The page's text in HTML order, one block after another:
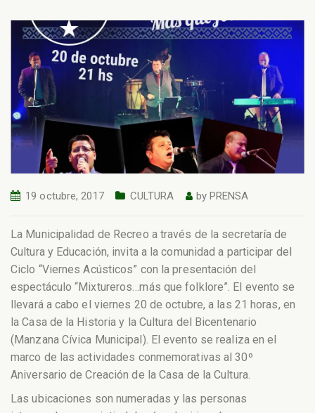
19 octubre, 2017 CULTURA by PRENSA
La Municipalidad de Recreo a través de la secretaría de
Cultura y Educación, invita a la comunidad a participar del
Ciclo “Viernes Acústicos” con la presentación del
espectáculo “Mixtureros…más que folklore”. El evento se
llevará a cabo el viernes 20 de octubre, a las 21 horas, en
la Casa de la Historia y la Cultura del Bicentenario
(Manzana Cívica Municipal). El evento se realiza en el
marco de las actividades conmemorativas al 30º
Aniversario de Creación de la Casa de la Cultura.
Las ubicaciones son numeradas y las personas